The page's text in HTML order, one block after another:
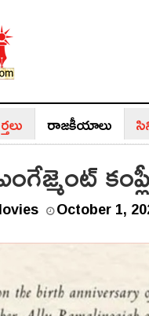
రాజ‌కీయాలు
October 1,